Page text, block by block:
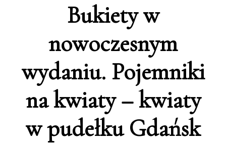
Bukiety w
nowoczesnym
wydaniu. Pojemniki
na kwiaty – kwiaty
w pudełku Gdańsk